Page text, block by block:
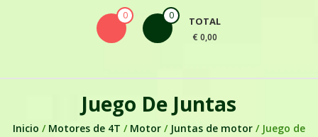
0 0 TOTAL
€ 0,00
Juego De Juntas
Inicio / Motores de 4T / Motor/ Juntas de motor/ Juego de